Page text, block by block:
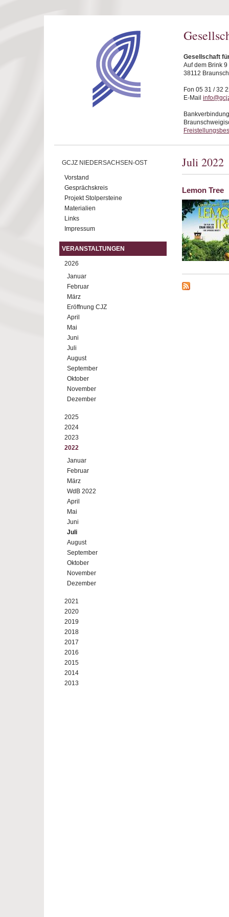
Gesellschaft
Auf dem Brink 9
38112
Fon 05 31 / 32
E-Mail
GCJZ NIEDERSACHSEN-OST
Vorstand
Gesprächskreis
Projekt Stolpersteine
Materialien
Links
Impressum
VERANSTALTUNGEN
2026
Januar
Februar
März
Eröffnung CJZ
April
Mai
Juni
Juli
August
September
Oktober
November
Dezember
2025
2024
2023
2022
Januar
Februar
März
WdB 2022
April
Mai
Juni
Juli
August
September
Oktober
November
Dezember
2021
2020
2019
2018
2017
2016
2015
2014
2013
Juli 2022
Lemon Tree